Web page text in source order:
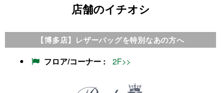
店舗のイチオシ
【博多店】レザーバッグを特別なあの方へ
フロア/コーナー 2F>>